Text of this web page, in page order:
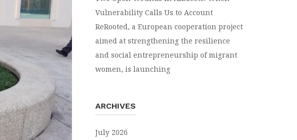
Vulnerability Calls Us to Account
ReRooted, a European cooperation project
aimed at strengthening the resilience
and social entrepreneurship of migrant
women, is launching
ARCHIVES
July 2026